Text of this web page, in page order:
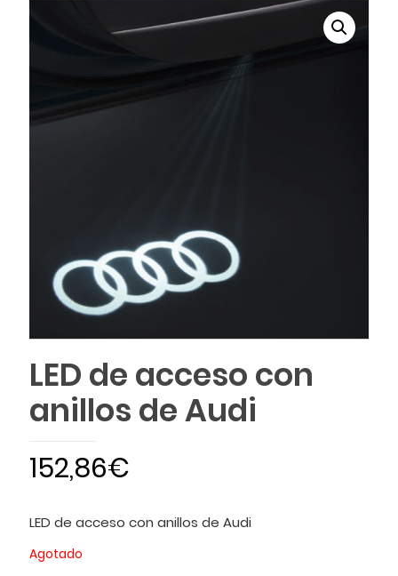
LED de acceso con
anillos de Audi
152,86€
LED de acceso con anillos de Audi
Agotado